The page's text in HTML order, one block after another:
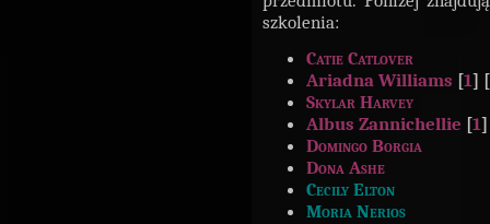
szkolenia:
Catie Catlover
Ariadna Williams [1] [
Skylar Harvey
Albus Zannichellie [1
Domingo Borgia
Dona Ashe
Cecily Elton
Moria Nerios